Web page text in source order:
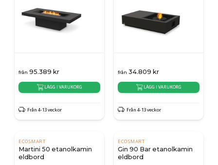
från 95.389 kr
LÄGG I VARUKORG
Från 4-13 veckor
från 34.809 kr
LÄGG I VARUKORG
Från 4-13 veckor
ECOSMART
Martini 50 etanolkamin
eldbord
ECOSMART
Gin 90 Bar etanolkamin
eldbord